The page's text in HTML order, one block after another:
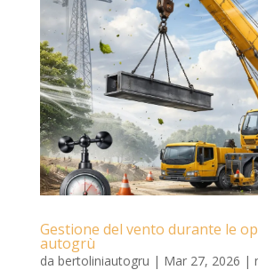
Gestione del vento durante le
autogrù
da bertoliniautogru | Mar 27, 2026 |